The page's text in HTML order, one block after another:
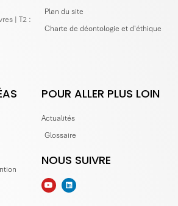
| T2 :
Plan du site
Charte de déontologie et d'éthique
POUR ALLER PLUS LOIN
Actualités
Glossaire
NOUS SUIVRE